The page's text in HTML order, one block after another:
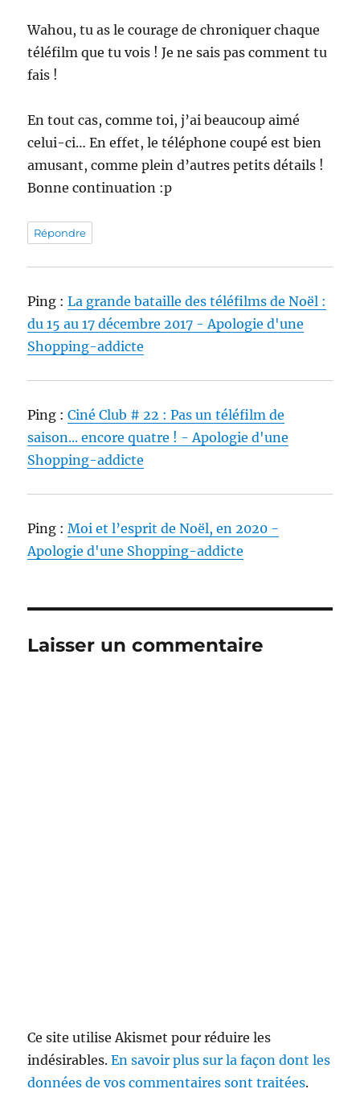
Wahou, tu as le courage de chroniquer chaque
téléfilm que tu vois ! Je ne sais pas comment tu
fais !
En tout cas, comme toi, j’ai beaucoup aimé
celui-ci… En effet, le téléphone coupé est bien
amusant, comme plein d’autres petits détails !
Bonne continuation :p
Répondre
Ping :La grande bataille des téléfilms de Noël :
du 15 au 17 décembre 2017 - Apologie d'une
Shopping-addicte
Ping :Ciné Club # 22 : Pas un téléfilm de
saison... encore quatre ! - Apologie d'une
Shopping-addicte
Ping :Moi et l’esprit de Noël, en 2020 -
Apologie d'une Shopping-addicte
Laisser un commentaire
Ce site utilise Akismet pour réduire les
indésirables.En savoir plus sur la façon dont les
données de vos commentaires sont traitées.